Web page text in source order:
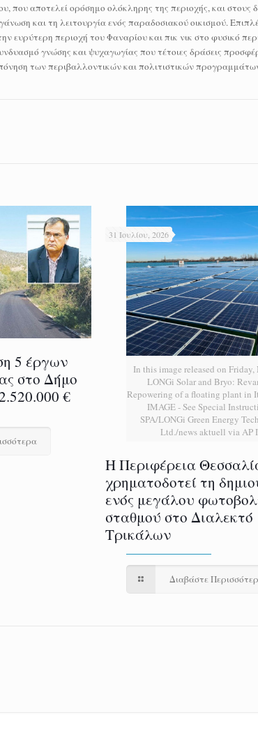
που αποτελεί ορόσημο ολόκληρης της περιοχής, και στους
και τη λειτουργία ενός παραδοσιακού οικισμού.
ευρύτερη περιοχή του Φαναρίου και πικ νικ στο φυσικό
γνώσης και ψυχαγωγίας που τέτοιες δράσεις
των περιβαλλοντικών και πολιτιστικών
5 έργων
στο Δήμο
€
In this image released on
LONGi Solar and Bryo:
Repowering of a floating plant in
IMAGE - See Special
SPA/LONGi Green Energy
Ltd./news aktuell via AP
31 Ιουλίου, 2026
H Περιφέρεια
χρηματοδοτεί τη
ενός μεγάλου
σταθμού στο Διαλεκτό
Τρικάλων
Διαβάστε